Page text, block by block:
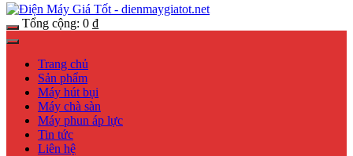
Tổng cộng: 0 ₫
Trang chủ
Sản phẩm
Máy hút bụi
Máy chà sàn
Máy phun áp lực
Tin tức
Liên hệ